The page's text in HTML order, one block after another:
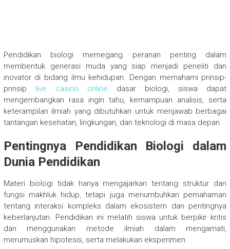
Pendidikan biologi memegang peranan penting dalam
membentuk generasi muda yang siap menjadi peneliti dan
inovator di bidang ilmu kehidupan. Dengan memahami prinsip-
prinsip live casino online dasar biologi, siswa dapat
mengembangkan rasa ingin tahu, kemampuan analisis, serta
keterampilan ilmiah yang dibutuhkan untuk menjawab berbagai
tantangan kesehatan, lingkungan, dan teknologi di masa depan.
Pentingnya Pendidikan Biologi dalam
Dunia Pendidikan
Materi biologi tidak hanya mengajarkan tentang struktur dan
fungsi makhluk hidup, tetapi juga menumbuhkan pemahaman
tentang interaksi kompleks dalam ekosistem dan pentingnya
keberlanjutan. Pendidikan ini melatih siswa untuk berpikir kritis
dan menggunakan metode ilmiah dalam mengamati,
merumuskan hipotesis, serta melakukan eksperimen.